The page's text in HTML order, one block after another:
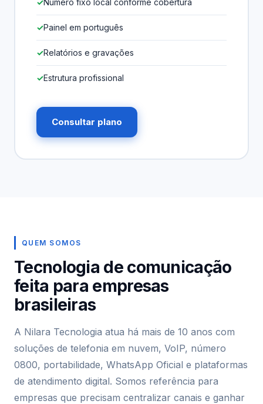
Painel em português
Relatórios e gravações
Estrutura profissional
Consultar plano
QUEM SOMOS
Tecnologia de comunicação
feita para empresas
brasileiras
A Nilara Tecnologia atua há mais de 10 anos com
soluções de telefonia em nuvem, VoIP, número
0800, portabilidade, WhatsApp Oficial e plataformas
de atendimento digital. Somos referência para
empresas que precisam centralizar canais e ganhar